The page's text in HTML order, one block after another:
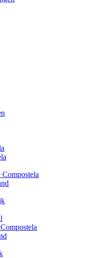
Compostela